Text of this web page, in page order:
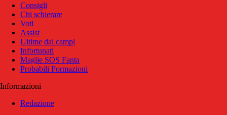
Consigli
Chi schierare
Voti
Assist
Ultime dai campi
Infortunati
Maglie SOS Fanta
Probabili Formazioni
Informazioni
Redazione